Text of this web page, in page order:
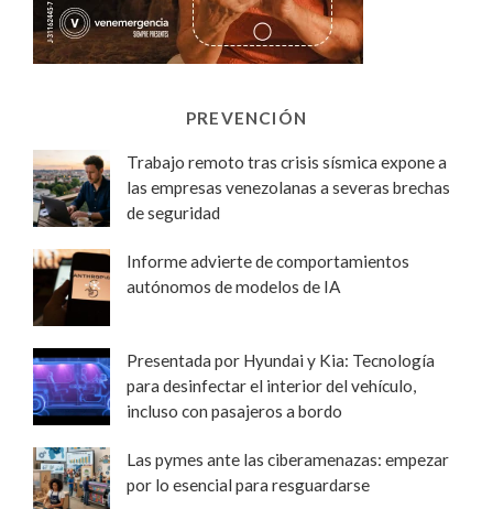
PREVENCIÓN
Trabajo remoto tras crisis sísmica expone a
las empresas venezolanas a severas brechas
de seguridad
Informe advierte de comportamientos
autónomos de modelos de IA
Presentada por Hyundai y Kia: Tecnología
para desinfectar el interior del vehículo,
incluso con pasajeros a bordo
Las pymes ante las ciberamenazas: empezar
por lo esencial para resguardarse